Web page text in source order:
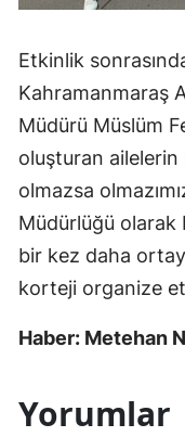
Etkinlik
Kahramanmaraş
Müdürü Müslüm
oluşturan ailelerin
olmazsa
Müdürlüğü olarak
bir kez daha
korteji organize
Haber: Metehan
Yorumlar